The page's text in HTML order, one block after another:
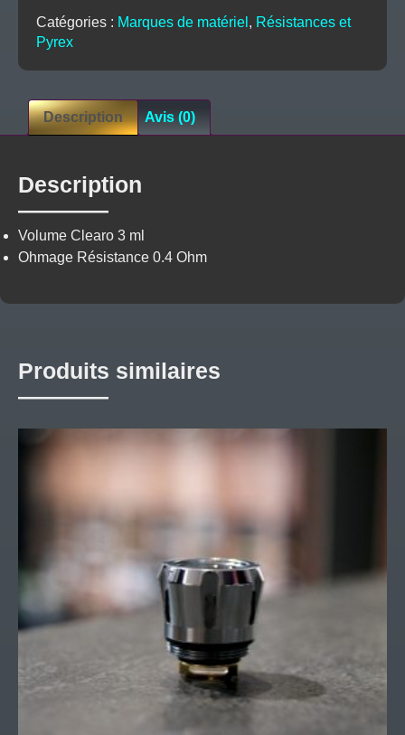
-
Vaporesso
Catégories : Marques de matériel , Résistances et
Pyrex
Description Avis (0)
Description
Volume Clearo 3 ml
Ohmage Résistance 0.4 Ohm
Produits similaires